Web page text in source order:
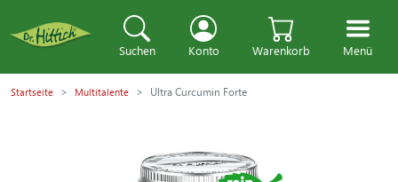
Suchen Konto Warenkorb Menü
Startseite Multitalente Ultra Curcumin Forte